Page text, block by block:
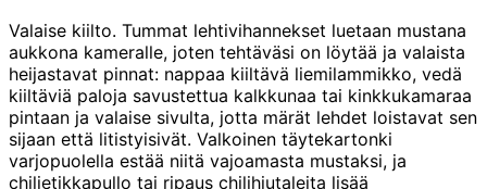
Valaise kiilto. Tummat lehtivihannekset luetaan mustana
aukkona kameralle, joten tehtäväsi on löytää ja valaista
heijastavat pinnat: nappaa kiiltävä liemilammikko, vedä
kiiltäviä paloja savustettua kalkkunaa tai kinkkukamaraa
pintaan ja valaise sivulta, jotta märät lehdet loistavat sen
sijaan että litistyisivät. Valkoinen täytekartonki
varjopuolella estää niitä vajoamasta mustaksi, ja
chilietikkapullo tai ripaus chilihiutaleita lisää